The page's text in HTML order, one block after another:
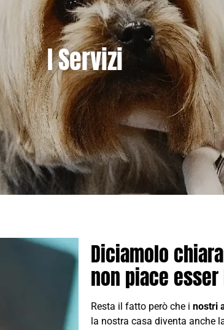
I Servizi
Diciamolo
non piace
Resta il fatto però che i nostri
la nostra casa diventa anche